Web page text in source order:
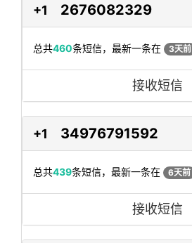
+1 2676082329
总共460条短信，最新一条在 3天前
接收短信
+1 34976791592
总共439条短信，最新一条在 6天前
接收短信